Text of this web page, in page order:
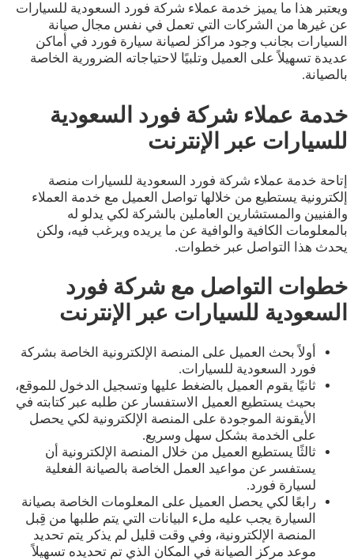
ويعتبر هذا ما يميز خدمة عملاء شركة فورد السعودية للسيارات
عن غيرها من الشركات التي تعمل في نفس مجال صيانة
السيارات بجانب وجود مراكز لصيانة سيارة فورد في أماكن
عديدة تسهيلاً على العميل وتلبيًا لاحتياجاته الضرورية الخاصة
بالصيانة.
خدمة عملاء شركة فورد السعودية
للسيارات عبر الإنترنت
إتاحة خدمة عملاء شركة فورد السعودية للسيارات منصة
إلكترونية يستطيع من خلالها تواصل العميل مع خدمة العملاء
والفنيين والمستشارين العاملين بالشركة لكي يدلو له
بالمعلومات الكافية والوافية عن ما يريده ويرغب فيه، ولكن
يحدث هذا التواصل عبر خطوات.
خطوات التواصل مع شركة فورد
السعودية للسيارات عبر الإنترنت
أولاً بحث العميل على المنصة الإلكترونية الخاصة بشركة
فورد السعودية للسيارات.
ثانيًا يقوم العميل بالضغط عليها وتسجيل الدخول للموقع،
بحيث يستطيع العميل الاستفسار عن طلبه عبر كتابته في
الأيقونة الموجودة على المنصة الإلكترونية لكي يحصل
على الخدمة بشكل سهل وسريع.
ثالثًا يستطيع العميل من خلال المنصة الإلكترونية أن
يستفسر عن مواعيد العمل الخاصة بالصيانة الفعلية
لسيارة فورد.
رابعًا لكي يحصل العميل على المعلومات الخاصة بصيانة
السيارة يجب عليه ملء البيانات التي يتم طلبها من قِبل
المنصة الإلكترونية، وفي وقت قليل لم يذكر يتم تحديد
موعد مركز الصيانة في المكان الذي تم تحديده تسهيلاً